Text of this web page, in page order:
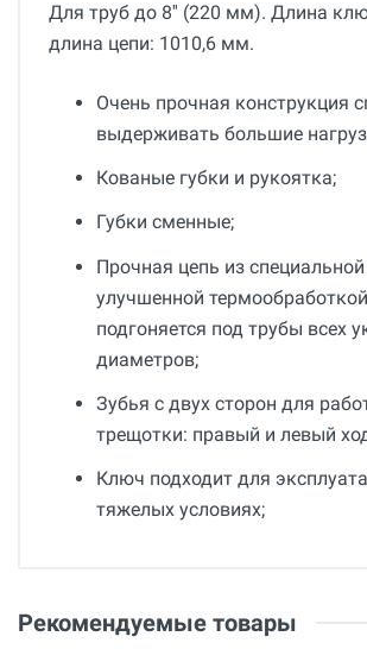
Для труб до 8'' (220 мм). Длина
длина цепи: 1010,6 мм.
Очень прочная конструкция
выдерживать большие
Кованые губки и рукоятка;
Губки сменные;
Прочная цепь из специальной
улучшенной
подгоняется под трубы всех
диаметров;
Зубья с двух сторон для
трещотки: правый и левый
Ключ подходит для
тяжелых условиях;
12 месяцев
Оценка
Рекомендуемые товары